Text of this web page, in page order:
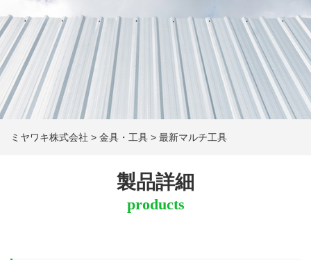
ミヤワキ株式会社 > 金具・工具 > 最新マルチ工具
製品詳細
products